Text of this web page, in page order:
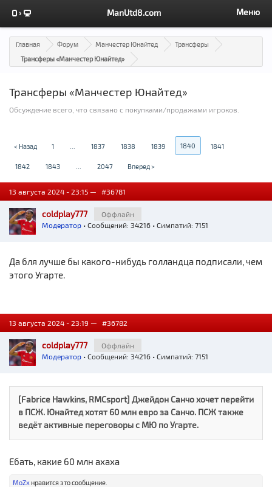
ManUtd8.com Меню
Главная Форум Манчестер Юнайтед
Трансферы
Трансферы «Манчестер Юнайтед»
Трансферы «Манчестер Юнайтед»
Обсуждение всего, что связано с покупками/продажами игроков.
< Назад 1 1837 1838 1839 1840 1841
1842 1843 2047 Вперед >
13 августа 2024 - 23:15 — #36781
coldplay777
Оффлайн
Модератор • Сообщений: 34216 • Симпатий: 7151
Да бля лучше бы какого-нибудь голландца подписали, чем
этого Угарте.
13 августа 2024 - 23:19 — #36782
coldplay777
Оффлайн
Модератор • Сообщений: 34216 • Симпатий: 7151
[Fabrice Hawkins, RMCsport] Джейдон Санчо хочет перейти
в ПСЖ. Юнайтед хотят 60 млн евро за Санчо. ПСЖ также
ведёт активные переговоры с МЮ по Угарте.
Ебать, какие 60 млн ахаха
MoZxнравится это сообщение.